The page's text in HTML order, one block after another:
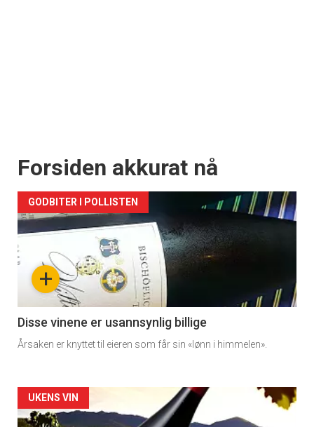
Forsiden akkurat nå
+
GODBITER I POLLISTEN
Disse vinene er usannsynlig billige
Årsaken er knyttet til eieren som får sin «lønn i himmelen».
Forsiden
UKENS VIN